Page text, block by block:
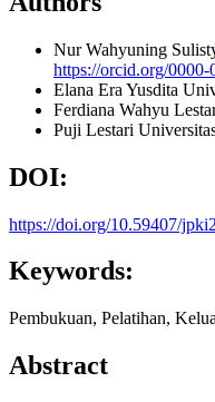
Nur Wahyuning
https://orcid.org/
Elana Era Yusdita
Ferdiana Wahyu
Puji Lestari
DOI:
https://doi.org/10.59407/
Keywords:
Pembukuan, Pelatihan,
Abstract